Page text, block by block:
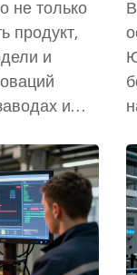
не только
продукт,
и
и